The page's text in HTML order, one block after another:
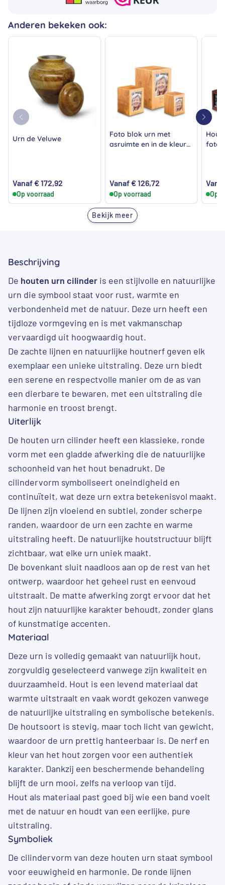
Anderen bekeken ook:
Urn de Veluwe
Vanaf €172,92
Op voorraad
Foto blok urn met
asruimte en in de kleur
Vanaf €126,72
Op voorraad Op
Bekijk meer
Beschrijving
De houten urn cilinder is een stijlvolle en natuurlijke
urn die symbool staat voor rust, warmte en
verbondenheid met de natuur. Deze urn heeft een
tijdloze vormgeving en is met vakmanschap
vervaardigd uit hoogwaardig hout.
De zachte lijnen en natuurlijke houtnerf geven elk
exemplaar een unieke uitstraling. Deze urn biedt
een serene en respectvolle manier om de as van
een dierbare te bewaren, met een uitstraling die
harmonie en troost brengt.
Uiterlijk
De houten urn cilinder heeft een klassieke, ronde
vorm met een gladde afwerking die de natuurlijke
schoonheid van het hout benadrukt. De
cilindervorm symboliseert oneindigheid en
continuïteit, wat deze urn extra betekenisvol maakt.
De lijnen zijn vloeiend en subtiel, zonder scherpe
randen, waardoor de urn een zachte en warme
uitstraling heeft. De natuurlijke houtstructuur blijft
zichtbaar, wat elke urn uniek maakt.
De bovenkant sluit naadloos aan op de rest van het
ontwerp, waardoor het geheel rust en eenvoud
uitstraalt. De matte afwerking zorgt ervoor dat het
hout zijn natuurlijke karakter behoudt, zonder glans
of kunstmatige accenten.
Materiaal
Deze urn is volledig gemaakt van natuurlijk hout,
zorgvuldig geselecteerd vanwege zijn kwaliteit en
duurzaamheid. Hout is een levend materiaal dat
warmte uitstraalt en vaak wordt gekozen vanwege
de natuurlijke uitstraling en symbolische betekenis.
De houtsoort is stevig, maar toch licht van gewicht,
waardoor de urn prettig hanteerbaar is. De nerf en
kleur van het hout zorgen voor een authentiek
karakter. Dankzij een beschermende behandeling
blijft de urn mooi, zelfs na verloop van tijd.
Hout als materiaal past goed bij wie een band voelt
met de natuur en houdt van een eerlijke, pure
uitstraling.
Symboliek
De cilindervorm van deze houten urn staat symbool
voor eeuwigheid en harmonie. De ronde lijnen